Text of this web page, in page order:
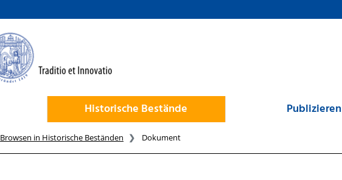
Historische Bestände Publizieren
Browsen in Historische Beständen Dokument